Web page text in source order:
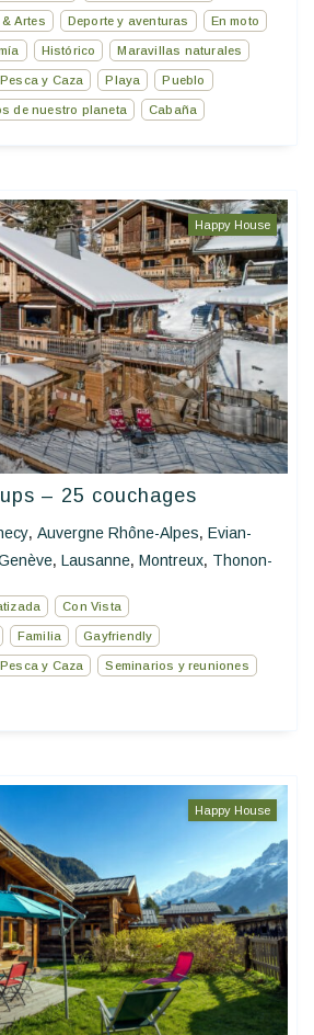
Artes Deporte y aventuras En moto
Histórico Maravillas naturales
Pesca y Caza Playa Pueblo
de nuestro planeta Cabaña
Happy House
– 25 couchages
, Auvergne Rhône-Alpes, Evian-
, Lausanne, Montreux, Thonon-
Con Vista
Familia Gayfriendly
Pesca y Caza Seminarios y reuniones
Happy House